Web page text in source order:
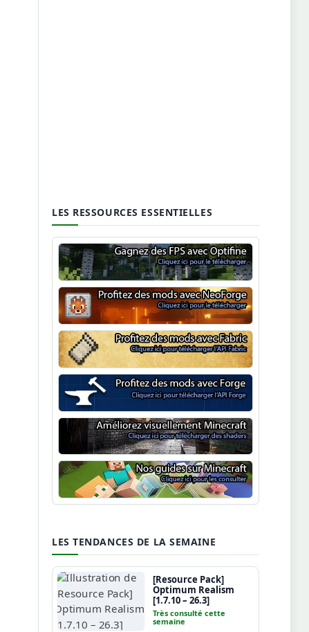
LES RESSOURCES ESSENTIELLES
Optifine
NeoForge
Minecraft Fabric
Minecraft Forge
Shaders Minecraft
Guide Minecraft
LES TENDANCES DE LA SEMAINE
[Resource Pack]
Optimum Realism
[1.7.10 – 26.3]
Très consulté cette
semaine